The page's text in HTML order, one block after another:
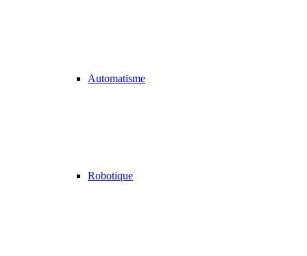
Automatisme
Robotique